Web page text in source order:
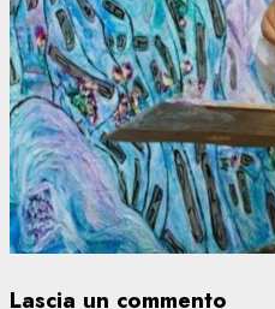
Lascia un commento